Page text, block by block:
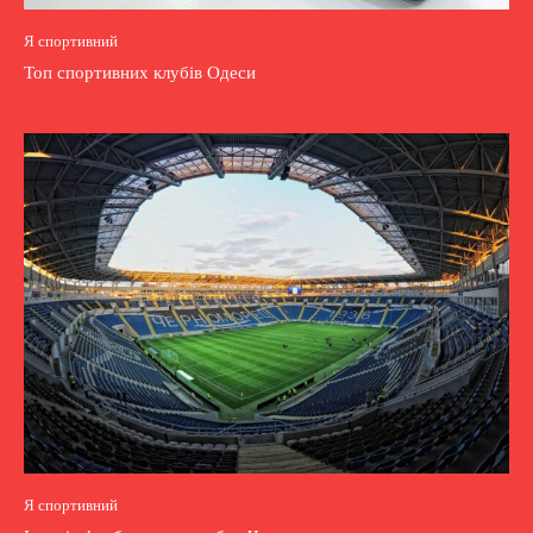
Я спортивний
Топ спортивних клубів Одеси
Я спортивний